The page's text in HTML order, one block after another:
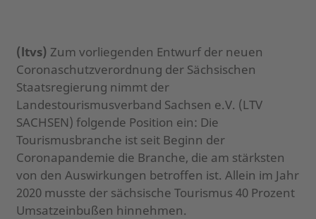
(ltvs) Zum vorliegenden Entwurf der neuen
Coronaschutzverordnung der Sächsischen
Staatsregierung nimmt der
Landestourismusverband Sachsen e.V. (LTV
SACHSEN) folgende Position ein: Die
Tourismusbranche ist seit Beginn der
Coronapandemie die Branche, die am stärksten
von den Auswirkungen betroffen ist. Allein im Jahr
2020 musste der sächsische Tourismus 40 Prozent
Umsatzeinbußen hinnehmen.